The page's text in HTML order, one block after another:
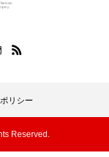
リシー
Reserved.